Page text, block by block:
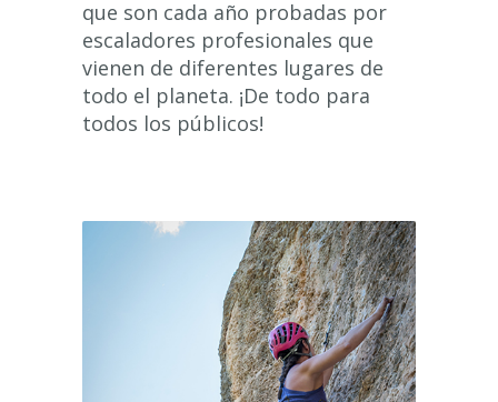
que son cada año probadas por
escaladores profesionales que
vienen de diferentes lugares de
todo el planeta. ¡De todo para
todos los públicos!